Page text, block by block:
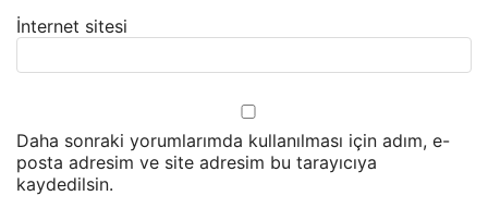
İnternet sitesi
Daha sonraki yorumlarımda kullanılması için adım, e-
posta adresim ve site adresim bu tarayıcıya
kaydedilsin.